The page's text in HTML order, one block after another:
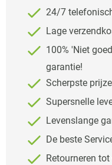
24/7
Lage
100% 'Niet
garantie!
Scherpste
Supersnelle
Levenslange
De beste
Retourneren